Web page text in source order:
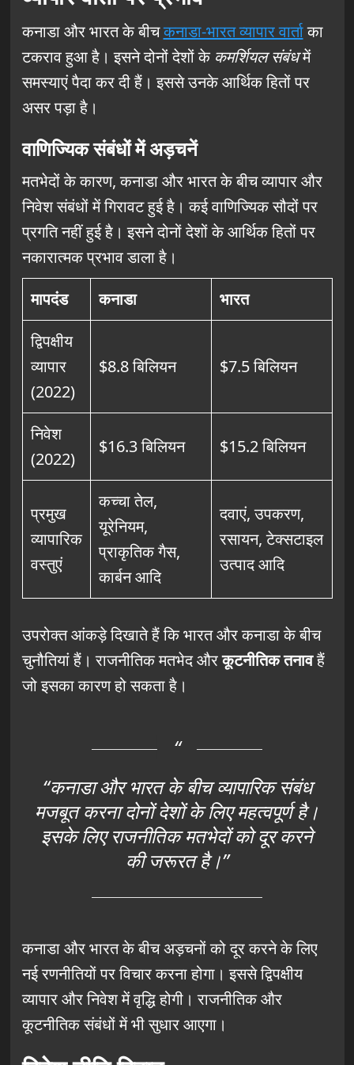
कनाडा और भारत के बीचकनाडा-भारत व्यापार वार्ताका
टकराव हुआ है। इसने दोनों देशों के कमर्शियल संबंधमें
समस्याएं पैदा कर दी हैं। इससे उनके आर्थिक हितों पर
असर पड़ा है।
वाणिज्यिक संबंधों में अड़चनें
मतभेदों के कारण, कनाडा और भारत के बीच व्यापार और
निवेश संबंधों में गिरावट हुई है। कई वाणिज्यिक सौदों पर
प्रगति नहीं हुई है। इसने दोनों देशों के आर्थिक हितों पर
नकारात्मक प्रभाव डाला है।
मापदंड
कनाडा
भारत
द्विपक्षीय
व्यापार
(2022)
$8.8 बिलियन $7.5 बिलियन
निवेश
(2022)
$16.3 बिलियन $15.2 बिलियन
प्रमुख
व्यापारिक
वस्तुएं
कच्चा तेल,
यूरेनियम,
प्राकृतिक गैस,
कार्बन आदि
दवाएं, उपकरण,
रसायन, टेक्सटाइल
उत्पाद आदि
उपरोक्त आंकड़े दिखाते हैं कि भारत और कनाडा के बीच
चुनौतियां हैं। राजनीतिक मतभेद औरकूटनीतिक तनावहैं
जो इसका कारण हो सकता है।
“कनाडा और भारत के बीच व्यापारिक संबंध
मजबूत करना दोनों देशों के लिए महत्वपूर्ण है।
इसके लिए राजनीतिक मतभेदों को दूर करने
की जरूरत है।”
कनाडा और भारत के बीच अड़चनों को दूर करने के लिए
नई रणनीतियों पर विचार करना होगा। इससे द्विपक्षीय
व्यापार और निवेश में वृद्धि होगी। राजनीतिक और
कूटनीतिक संबंधों में भी सुधार आएगा।